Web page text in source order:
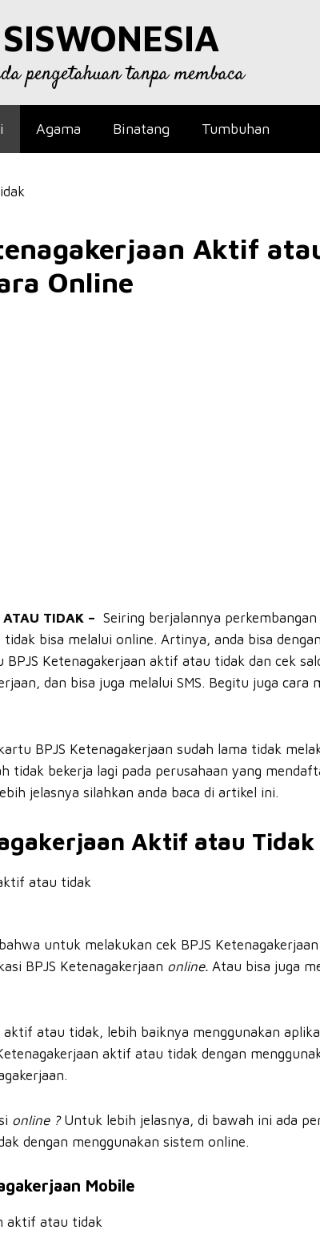
SISWONESIA
pengetahuan tanpa membaca
Agama Binatang Tumbuhan
Aktif
Online
ATAU TIDAK – Seiring berjalannya
bisa melalui online. Artinya, anda bisa
Ketenagakerjaan aktif atau tidak dan cek
dan bisa juga melalui SMS. Begitu juga cara
BPJS Ketenagakerjaan sudah lama tidak
tidak bekerja lagi pada perusahaan yang
jelasnya silahkan anda baca di artikel ini.
Aktif atau Tidak
untuk melakukan cek BPJS
BPJS Ketenagakerjaan online.Atau bisa juga
aktif atau tidak, lebih baiknya menggunakan
aktif atau tidak dengan
online ? Untuk lebih jelasnya, di bawah ini ada
dengan menggunakan sistem online.
Mobile